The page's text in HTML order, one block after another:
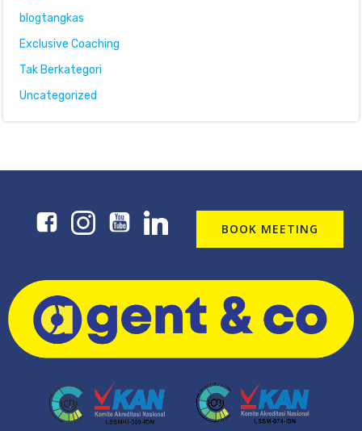
blogtangkas
Exclusive Coaching
Tak Berkategori
Uncategorized
BOOK MEETING